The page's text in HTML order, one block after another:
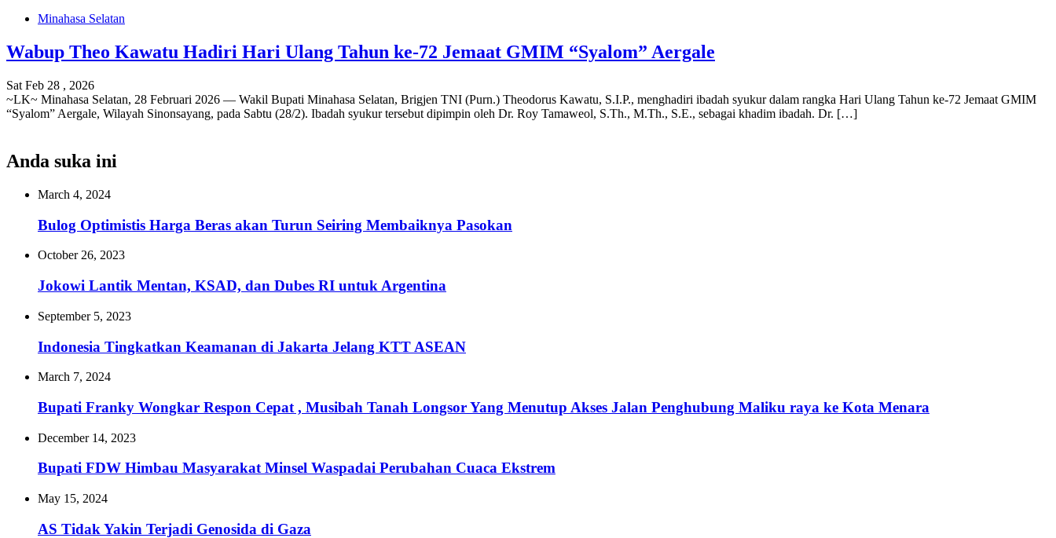
Minahasa Selatan
Wabup Theo Kawatu Hadiri Hari Ulang Tahun ke-72 Jemaat GMIM “Syalom” Aergale
Sat Feb 28 , 2026
~LK~ Minahasa Selatan, 28 Februari 2026 — Wakil Bupati Minahasa Selatan, Brigjen TNI (Purn.) Theodorus Kawatu, S.I.P., menghadiri ibadah syukur dalam rangka Hari Ulang Tahun ke-72 Jemaat GMIM
“Syalom” Aergale, Wilayah Sinonsayang, pada Sabtu (28/2). Ibadah syukur tersebut dipimpin oleh Dr. Roy Tamaweol, S.Th., M.Th., S.E., sebagai khadim ibadah. Dr. […]
Anda suka ini
March 4, 2024
Bulog Optimistis Harga Beras akan Turun Seiring Membaiknya Pasokan
October 26, 2023
Jokowi Lantik Mentan, KSAD, dan Dubes RI untuk Argentina
September 5, 2023
Indonesia Tingkatkan Keamanan di Jakarta Jelang KTT ASEAN
March 7, 2024
Bupati Franky Wongkar Respon Cepat , Musibah Tanah Longsor Yang Menutup Akses Jalan Penghubung Maliku raya ke Kota Menara
December 14, 2023
Bupati FDW Himbau Masyarakat Minsel Waspadai Perubahan Cuaca Ekstrem
May 15, 2024
AS Tidak Yakin Terjadi Genosida di Gaza